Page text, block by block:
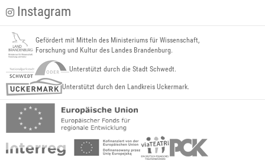
Instagram
Gefördert mit Mitteln des Ministeriums für Wissenschaft,
Forschung und Kultur des Landes Brandenburg.
Unterstützt durch die Stadt Schwedt.
Unterstützt durch den Landkreis Uckermark.